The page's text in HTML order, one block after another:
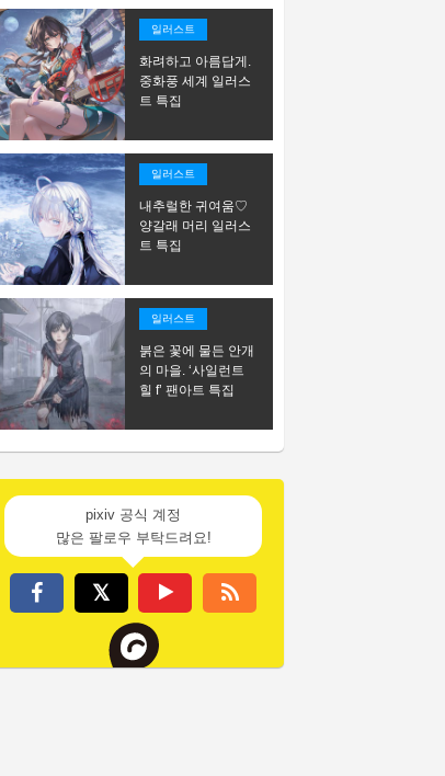
일러스트
화려하고 아름답게.
중화풍 세계 일러스
트 특집
일러스트
내추럴한 귀여움♡
양갈래 머리 일러스
트 특집
일러스트
붉은 꽃에 물든 안개
의 마을. ‘사일런트
힐 f’ 팬아트 특집
pixiv 공식 계정
많은 팔로우 부탁드려요!